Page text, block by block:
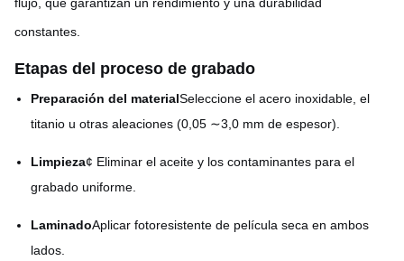
constantes.
Etapas del proceso de grabado
Preparación del materialSeleccione el acero inoxidable, el
titanio u otras aleaciones (0,05 ∼3,0 mm de espesor).
Limpieza¢ Eliminar el aceite y los contaminantes para el
grabado uniforme.
LaminadoAplicar fotoresistente de película seca en ambos
lados.